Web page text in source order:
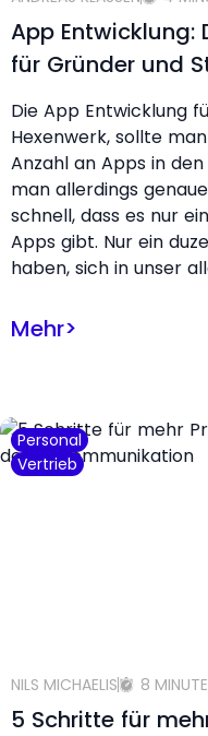
App Entwicklung:
für Gründer und
Die App Entwicklung
Hexenwerk, sollte
Anzahl an Apps in
man allerdings
schnell, dass es nur
Apps gibt. Nur ein
haben, sich in unser
Mehr>
Personal
Vertrieb
NILS MICHAELIS 8
5 Schritte für